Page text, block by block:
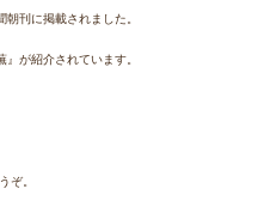
朝刊に掲載されました。
が紹介されています。
ぞ。